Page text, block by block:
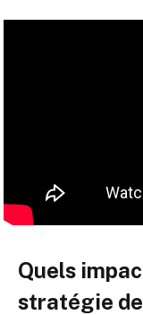
Quels
stratégie